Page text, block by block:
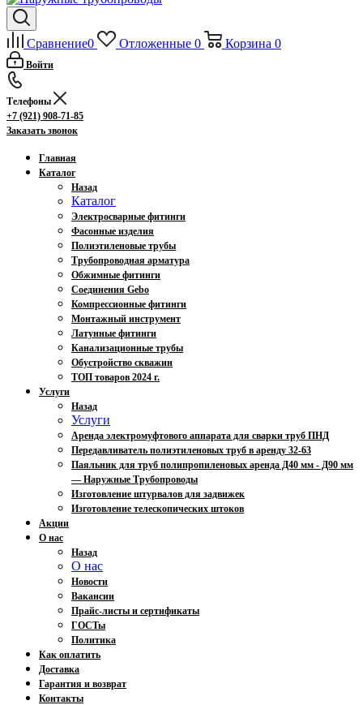
Сравнение0 Отложенные 0 Корзина 0
Войти
Телефоны
+7 (921) 908-71-85
Заказать звонок
Главная
Каталог
Назад
Каталог
Электросварные фитинги
Фасонные изделия
Полиэтиленовые трубы
Трубопроводная арматура
Обжимные фитинги
Соединения Gebo
Компрессионные фитинги
Монтажный инструмент
Латунные фитинги
Канализационные трубы
Обустройство скважин
ТОП товаров 2024 г.
Услуги
Назад
Услуги
Аренда электромуфтового аппарата для сварки труб ПНД
Передавливатель полиэтиленовых труб в аренду 32-63
Паяльник для труб полипропиленовых аренда Д40 мм - Д90 мм
— Наружные Трубопроводы
Изготовление штурвалов для задвижек
Изготовление телескопических штоков
Акции
О нас
Назад
О нас
Новости
Вакансии
Прайс-листы и сертификаты
ГОСТы
Политика
Как оплатить
Доставка
Гарантия и возврат
Контакты